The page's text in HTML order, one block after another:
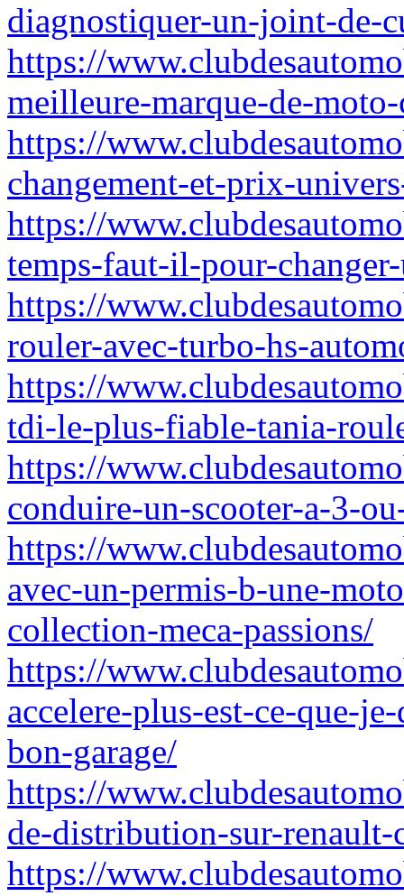
diagnostiquer-un-joint-de-
https://
meilleure-marque-de-
https://
changement-et-prix-
https://
temps-faut-il-pour-
https://
rouler-avec-turbo-hs-
https://
tdi-le-plus-fiable-tania-
https://
conduire-un-scooter-a-3-
https://
avec-un-permis-b-une-
collection-meca-passions/
https://
accelere-plus-est-ce-que-
bon-garage/
https://
de-distribution-sur-
https://